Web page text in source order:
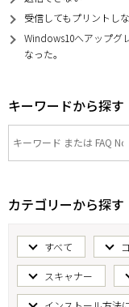
受信してもプリントし
Windows10へアップグ
なった。
キーワードから探す
カテゴリーから探す
すべて
スキャナー